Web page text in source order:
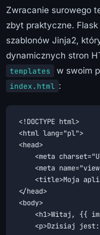
Zwracanie surowego
zbyt praktyczne.
szablonów Jinja2,
dynamicznych stron
templates w swoim
index.html :
<!DOCTYPE html>
<html lang="pl">
<head>
<meta
<meta
<title>Moja
</head>
<body>
<h1>Witaj, {{
<p>Dzisiaj